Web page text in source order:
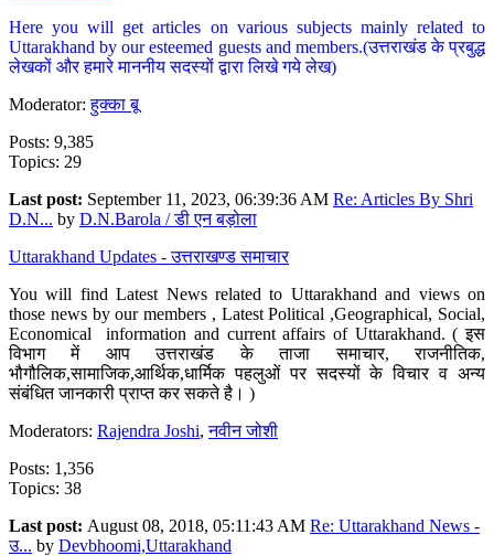
Here you will get articles on various subjects mainly related to
Uttarakhand by our esteemed guests and members.(उत्तराखंड के प्रबुद्ध
लेखकों और हमारे माननीय सदस्यों द्वारा लिखे गये लेख)
Moderator:हुक्का बू
Posts: 9,385
Topics: 29
Last post: September 11, 2023, 06:39:36 AM Re: Articles By Shri
D.N... by D.N.Barola / डी एन बड़ोला
Uttarakhand Updates - उत्तराखण्ड समाचार
You will find Latest News related to Uttarakhand and views on
those news by our members , Latest Political ,Geographical, Social,
Economical information and current affairs of Uttarakhand. ( इस
विभाग में आप उत्तराखंड के ताजा समाचार, राजनीतिक,
भौगौलिक,सामाजिक,आर्थिक,धार्मिक पहलुओं पर सदस्यों के विचार व अन्य
संबंधित जानकारी प्राप्त कर सकते है। )
Moderators: Rajendra Joshi,नवीन जोशी
Posts: 1,356
Topics: 38
Last post: August 08, 2018, 05:11:43 AM Re: Uttarakhand News -
उ... by Devbhoomi,Uttarakhand